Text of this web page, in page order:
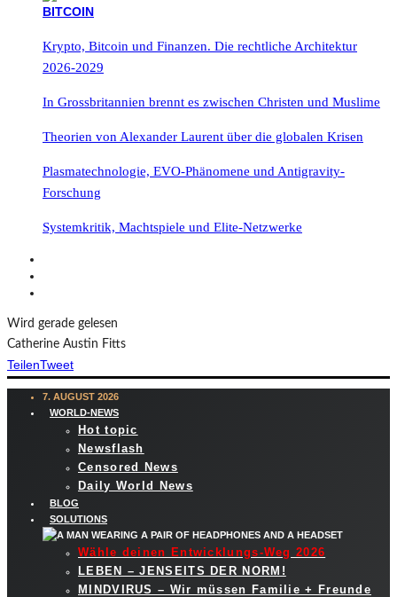
Krypto, Bitcoin und Finanzen. Die rechtliche Architektur
2026-2029
In Grossbritannien brennt es zwischen Christen und Muslime
Theorien von Alexander Laurent über die globalen Krisen
Plasmatechnologie, EVO-Phänomene und Antigravity-
Forschung
Systemkritik, Machtspiele und Elite-Netzwerke
Wird gerade gelesen
Catherine Austin Fitts
TeilenTweet
7. AUGUST 2026
WORLD-NEWS
Hot topic
Newsflash
Censored News
Daily World News
BLOG
SOLUTIONS
Wähle deinen Entwicklungs-Weg 2026
LEBEN – JENSEITS DER NORM!
MINDVIRUS – Wir müssen Familie + Freunde